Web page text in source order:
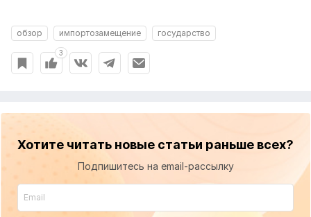
обзор импортозамещение государство
3
Хотите читать новые статьи раньше всех?
Подпишитесь на email-рассылку